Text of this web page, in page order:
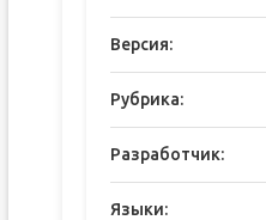
Версия:
Рубрика:
Разработчик:
Языки: